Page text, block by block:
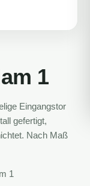
1
Eingangstor
gefertigt,
Nach Maß
1